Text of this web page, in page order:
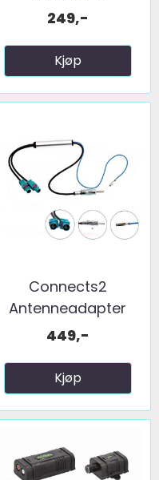
249,-
Kjøp
Connects2
Antenneadapter
(FM) 2 x fakra ...
449,-
Kjøp